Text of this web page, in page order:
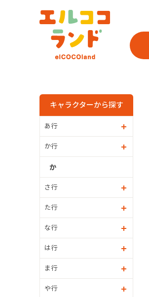
キャラクターから探す
あ行
か行
か
さ行
た行
な行
は行
ま行
や行